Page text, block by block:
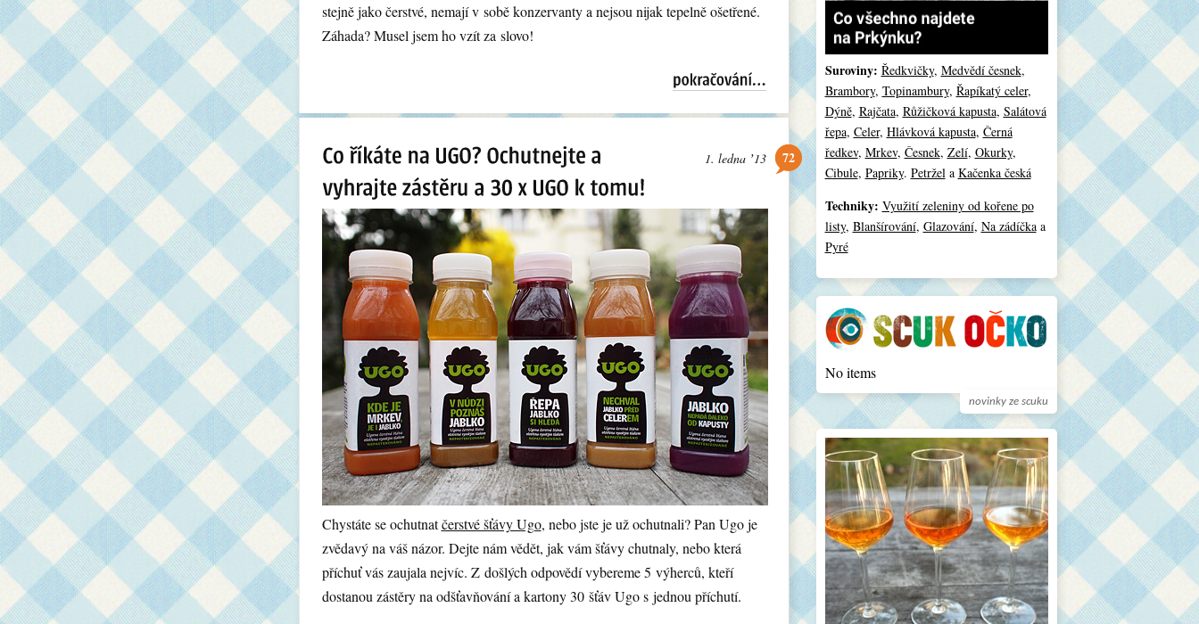
stejně jako čerstvé, nemají v sobě konzervanty a nejsou nijak tepelně ošetřené.
Záhada? Musel jsem ho vzít za slovo!
1. ledna ʼ13 72
Chystáte se ochutnatčerstvé šťávy Ugo, nebo jste je už ochutnali? Pan Ugo je
zvědavý na váš názor. Dejte nám vědět, jak vám šťávy chutnaly, nebo která
příchuť vás zaujala nejvíc. Z došlých odpovědí vybereme 5 výherců, kteří
dostanou zástěry na odšťavňování a kartony 30 šťáv Ugo s jednou příchutí.
Suroviny: Ředkvičky, Medvědí česnek,
Brambory, Topinambury, Řapíkatý celer,
Dýně, Rajčata, Růžičková kapusta, Salátová
řepa, Celer, Hlávková kapusta, Černá
ředkev, Mrkev, Česnek, Zelí, Okurky,
Cibule, Papriky. Petržela Kačenka česká
Techniky: Využití zeleniny od kořene po
listy, Blanšírování, Glazování, Na zádíčkaa
Pyré
novinky ze scuku
No items